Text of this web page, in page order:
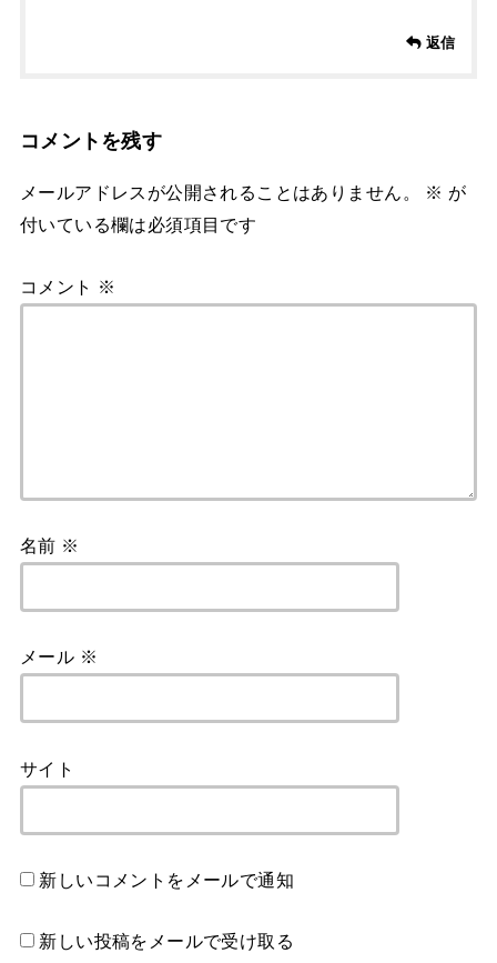
返信
コメントを残す
メールアドレスが公開されることはありません。 ※ が
付いている欄は必須項目です
コメント ※
名前 ※
メール ※
サイト
新しいコメントをメールで通知
新しい投稿をメールで受け取る